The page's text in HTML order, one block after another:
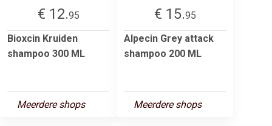
€ 12.95
Bioxcin Kruiden
shampoo 300 ML
Meerdere shops
€ 15.95
Alpecin Grey attack
shampoo 200 ML
Meerdere shops